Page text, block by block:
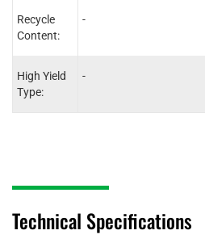
Recycle
Content:
High Yield
Type:
-
-
Technical Specifications